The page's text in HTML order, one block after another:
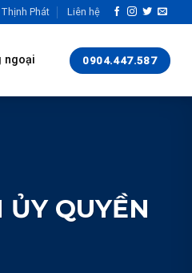
Phát Liên hệ
ngoại 0904.447.587
QUYỀN